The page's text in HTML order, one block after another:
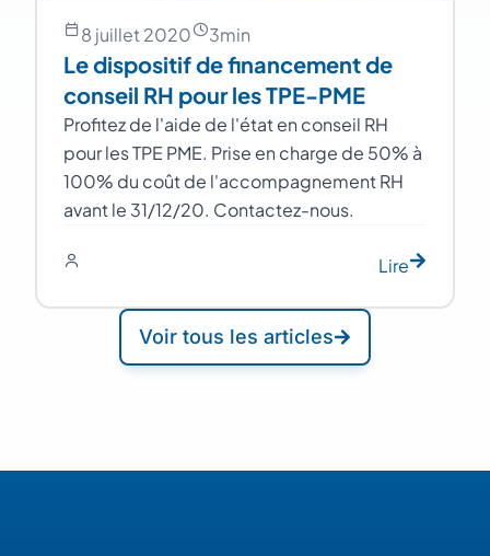
8 juillet 2020 3min
Le dispositif de financement de
conseil RH pour les TPE-PME
Profitez de l'aide de l'état en conseil RH
pour les TPE PME. Prise en charge de 50% à
100% du coût de l'accompagnement RH
avant le 31/12/20. Contactez-nous.
Lire
Voir tous les articles